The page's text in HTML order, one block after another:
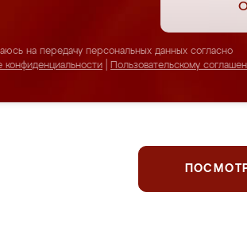
на передачу персональных данных согласно
конфиденциальности
Пользовательскому